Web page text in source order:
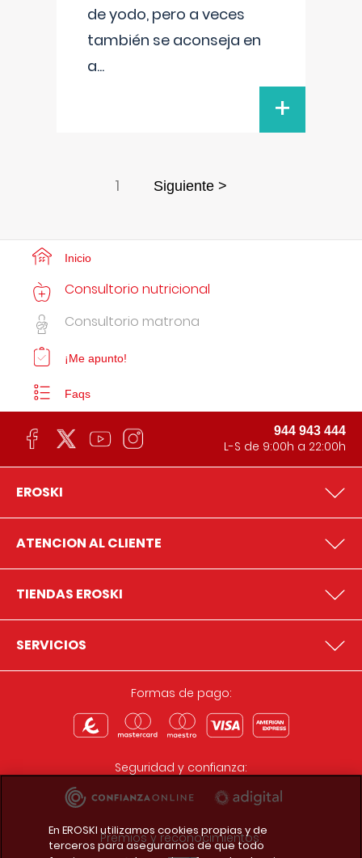
de yodo, pero a veces
también se aconseja en
a...
+
1 Siguiente >
Inicio
Consultorio nutricional
Consultorio matrona
¡Me apunto!
Faqs
944 943 444
L-S de 9:00h a 22:00h
EROSKI
ATENCION AL CLIENTE
TIENDAS EROSKI
SERVICIOS
Formas de pago:
Seguridad y confianza:
Premios y reconocimientos:
En EROSKI utilizamos cookies propias y de
terceros para asegurarnos de que todo